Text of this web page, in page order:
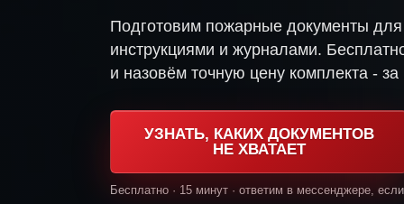
Подготовим пожарные документы
инструкциями и журналами.
и назовём точную цену комплекта - за
УЗНАТЬ, КАКИХ ДОКУМЕНТОВ
НЕ ХВАТАЕТ
Бесплатно · 15 минут · ответим в мессенджере,